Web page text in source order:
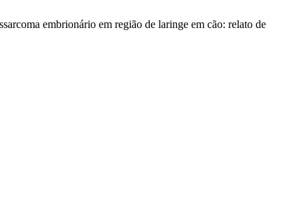
embrionário em região de laringe em cão: relato de